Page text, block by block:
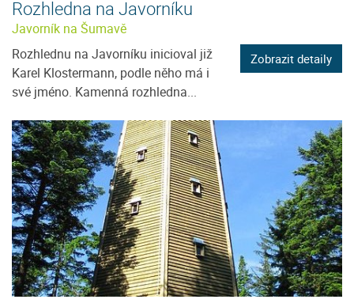
Rozhledna na Javorníku
Javorník na Šumavě
Rozhlednu na Javorníku inicioval již
Karel Klostermann, podle něho má i
své jméno. Kamenná rozhledna...
Zobrazit detaily